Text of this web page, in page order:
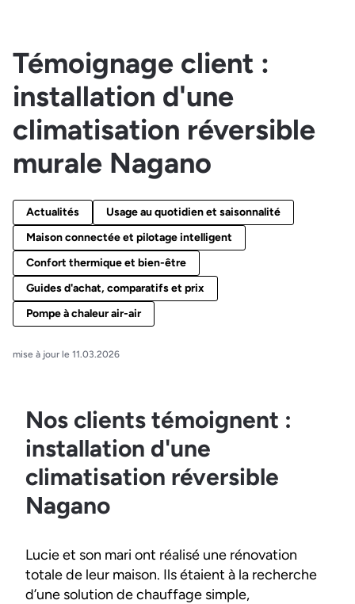
Témoignage client :
installation d'une
climatisation réversible
murale Nagano
Actualités
Usage au quotidien et saisonnalité
Maison connectée et pilotage intelligent
Confort thermique et bien-être
Guides d'achat, comparatifs et prix
Pompe à chaleur air-air
mise à jour le 11.03.2026
Nos clients témoignent :
installation d'une
climatisation réversible
Nagano
Lucie et son mari ont réalisé une rénovation
totale de leur maison. Ils étaient à la recherche
d’une solution de chauffage simple,